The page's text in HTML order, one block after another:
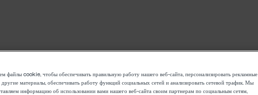
файлы cookie, чтобы обеспечивать правильную работу нашего веб-сайта, персонализировать рекламные
другие материалы, обеспечивать работу функций социальных сетей и анализировать сетевой трафик. Мы
информацию об использовании вами нашего веб-сайта своим партнерам по социальным сетям,